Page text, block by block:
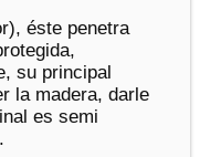
éste penetra
su principal
la madera, darle
es semi